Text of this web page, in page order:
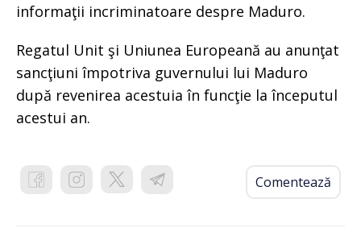
informaţii incriminatoare despre Maduro.
Regatul Unit şi Uniunea Europeană au anunţat
sancţiuni împotriva guvernului lui Maduro
după revenirea acestuia în funcţie la începutul
acestui an.
Comentează